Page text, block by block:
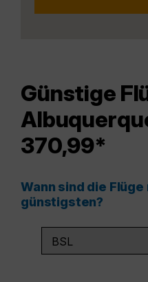
Günstige
370,99*
Wann sind die
günstigsten?